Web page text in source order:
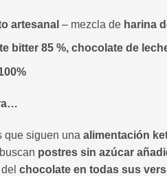
artesanal – mezcla de harina
bitter 85 %, chocolate de
que siguen unaalimentación
postres sin azúcar
delchocolate en todas sus